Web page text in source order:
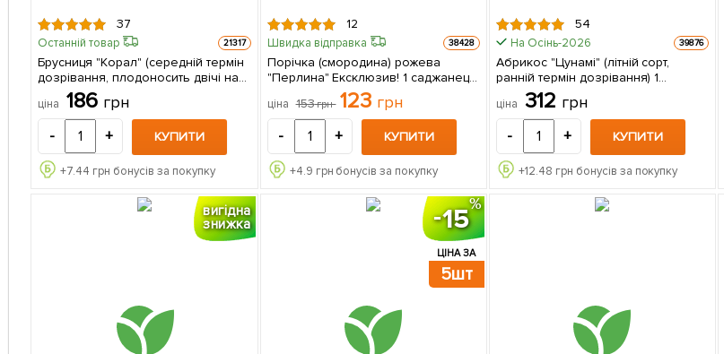
37
Останній товар 21317
Брусниця "Корал" (середній термін
дозрівання, плодоносить двічі на
сезон) 1 саджанець в упаковці
ціна 186 грн
- + КУПИТИ
+7.44 грн бонусів за покупку
12
Швидка відправка 38428
Порічка (смородина) рожева
"Перлина" Ексклюзив! 1 саджанець
ціна 153грн 123 грн
- + КУПИТИ
+4.9 грн бонусів за покупку
54
На Осінь-2026 39876
Абрикос "Цунамі" (літній сорт,
ранній термін дозрівання) 1
саджанець в упаковці
ціна 312 грн
- + КУПИТИ
+12.48 грн бонусів за покупку
вигідна
знижка
15
ЦІНА ЗА
5шт